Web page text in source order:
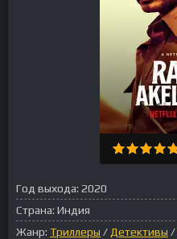
Год выхода: 2020
Страна: Индия
Жанр: Триллеры / Детективы /